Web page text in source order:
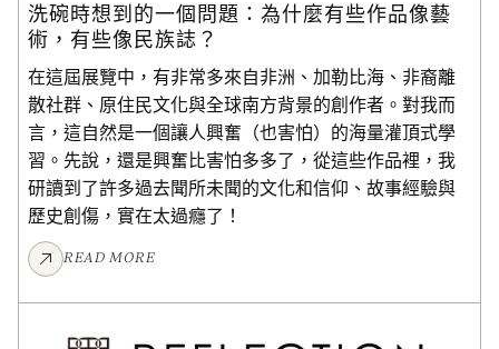
洗碗時想到的一個問題：為什麼有些作品像藝
術，有些像民族誌？
在這屆展覽中，有非常多來自非洲、加勒比海、非裔離
散社群、原住民文化與全球南方背景的創作者。對我而
言，這自然是一個讓人興奮（也害怕）的海量灌頂式學
習。先說，還是興奮比害怕多多了，從這些作品裡，我
研讀到了許多過去聞所未聞的文化和信仰、故事經驗與
歷史創傷，實在太過癮了！
READ MORE